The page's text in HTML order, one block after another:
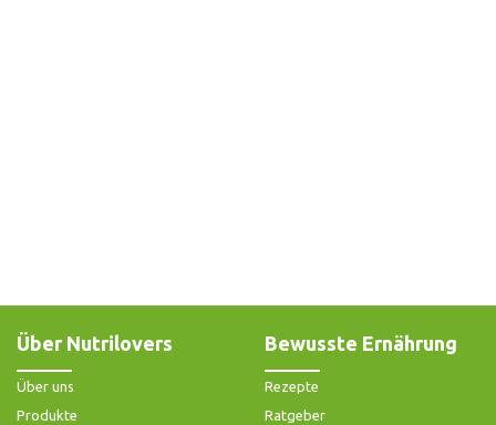
Über Nutrilovers
Über uns
Produkte
Bewusste Ernährung
Rezepte
Ratgeber